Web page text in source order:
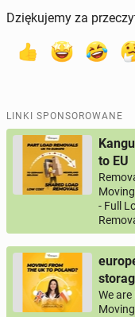
Dziękujemy za
LINKI SPONSOROWANE
to EU
- Full
We